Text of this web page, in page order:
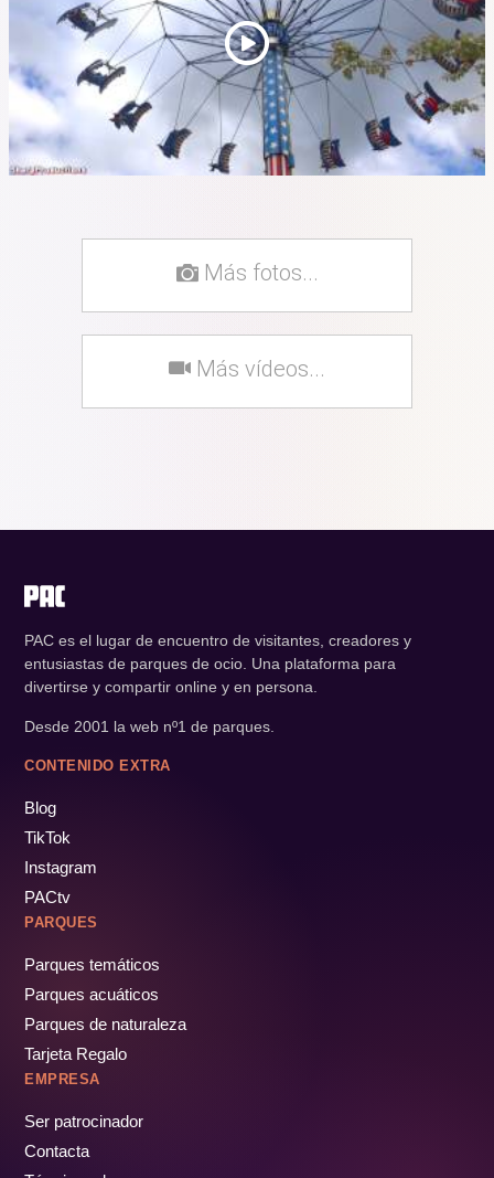
Más fotos...
Más vídeos...
PAC es el lugar de encuentro de visitantes, creadores y
entusiastas de parques de ocio. Una plataforma para
divertirse y compartir online y en persona.
Desde 2001 la web nº1 de parques.
CONTENIDO EXTRA
Blog
TikTok
Instagram
PACtv
PARQUES
Parques temáticos
Parques acuáticos
Parques de naturaleza
Tarjeta Regalo
EMPRESA
Ser patrocinador
Contacta